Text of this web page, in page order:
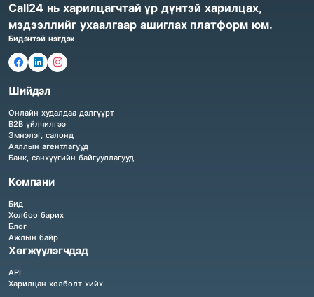
Call24 нь харилцагчтай үр дүнтэй харилцах,
мэдээллийг ухаалгаар ашиглах платформ юм.
Бидэнтэй нэгдэх
Шийдэл
Онлайн худалдаа дэлгүүрт
B2B үйлчилгээ
Эмнэлэг, салонд
Аяллын агентлагууд
Банк, санхүүгийн байгууллагууд
Компани
Бид
Холбоо барих
Блог
Ажлын байр
Хөгжүүлэгчдэд
API
Харилцан холболт хийх